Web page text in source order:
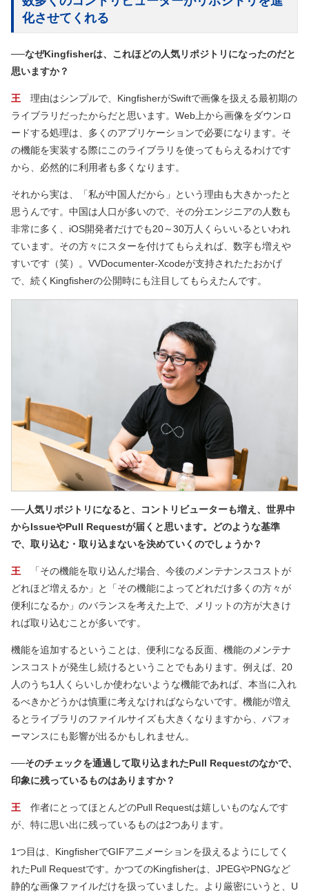
化させてくれる
──なぜKingfisherは、これほどの人気リポジトリになったのだと
思いますか？
王 理由はシンプルで、KingfisherがSwiftで画像を扱える最初期の
ライブラリだったからだと思います。Web上から画像をダウンロ
ードする処理は、多くのアプリケーションで必要になります。そ
の機能を実装する際にこのライブラリを使ってもらえるわけです
から、必然的に利用者も多くなります。
それから実は、「私が中国人だから」という理由も大きかったと
思うんです。中国は人口が多いので、その分エンジニアの人数も
非常に多く、iOS開発者だけでも20～30万人くらいいるといわれ
ています。その方々にスターを付けてもらえれば、数字も増えや
すいです（笑）。VVDocumenter-Xcodeが支持されたたおかげ
で、続くKingfisherの公開時にも注目してもらえたんです。
──人気リポジトリになると、コントリビューターも増え、世界中
からIssueやPull Requestが届くと思います。どのような基準
で、取り込む・取り込まないを決めていくのでしょうか？
王 「その機能を取り込んだ場合、今後のメンテナンスコストが
どれほど増えるか」と「その機能によってどれだけ多くの方々が
便利になるか」のバランスを考えた上で、メリットの方が大きけ
れば取り込むことが多いです。
機能を追加するということは、便利になる反面、機能のメンテナ
ンスコストが発生し続けるということでもあります。例えば、20
人のうち1人くらいしか使わないような機能であれば、本当に入れ
るべきかどうかは慎重に考えなければならないです。機能が増え
るとライブラリのファイルサイズも大きくなりますから、パフォ
ーマンスにも影響が出るかもしれません。
──そのチェックを通過して取り込まれたPull Requestのなかで、
印象に残っているものはありますか？
王 作者にとってほとんどのPull Requestは嬉しいものなんです
が、特に思い出に残っているものは2つあります。
1つ目は、KingfisherでGIFアニメーションを扱えるようにしてく
れたPull Requestです。かつてのKingfisherは、JPEGやPNGなど
静的な画像ファイルだけを扱っていました。より厳密にいうと、U